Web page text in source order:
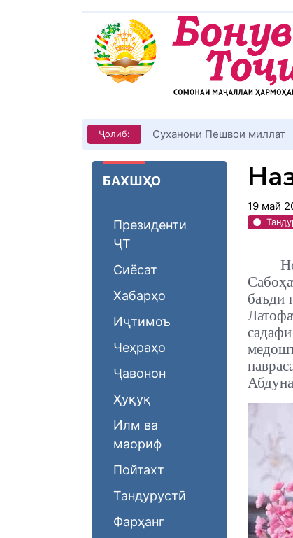
Ҷолиб: КИТОБХОНИРО ДАР ХУД
БАХШҲО
Президенти
ҶТ
Сиёсат
Хабарҳо
Иҷтимоъ
Чеҳраҳо
Ҷавонон
Ҳуқуқ
Илм ва
маориф
Пойтахт
Тандурустӣ
Фарҳанг
19 май
баъди